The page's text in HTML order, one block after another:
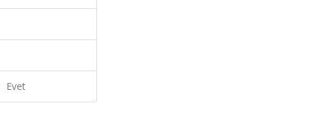
Evet